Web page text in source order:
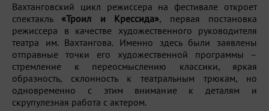
Вахтанговский цикл режиссера на фестивале откроет
спектакль «Троил и Крессида», первая постановка
режиссера в качестве художественного руководителя
театра им. Вахтангова. Именно здесь были заявлены
отправные точки его художественной программы –
стремление к переосмыслению классики, яркая
образность, склонность к театральным трюкам, но
одновременно с этим внимание к деталям и
скрупулезная работа с актером.